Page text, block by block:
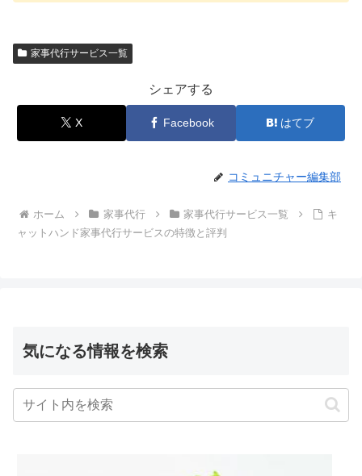
家事代行サービス一覧
シェアする
X Facebook はてブ
コミュニチャー編集部
ホーム 家事代行 家事代行サービス一覧
キ
ャットハンド家事代行サービスの特徴と評判
気になる情報を検索